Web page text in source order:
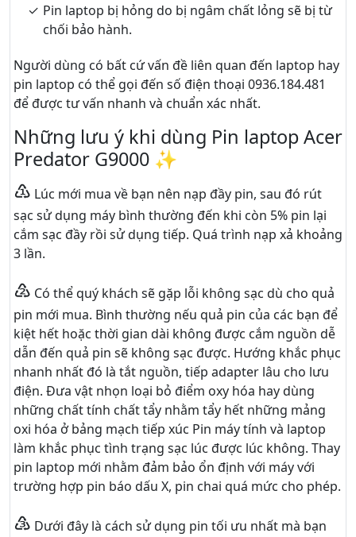
Pin laptop bị hỏng do bị ngâm chất lỏng sẽ bị từ
chối bảo hành.
Người dùng có bất cứ vấn đề liên quan đến laptop hay
pin laptop có thể gọi đến số điện thoại 0936.184.481
để được tư vấn nhanh và chuẩn xác nhất.
Những lưu ý khi dùng Pin laptop Acer
Predator G9000 ✨
♳ Lúc mới mua về bạn nên nạp đầy pin, sau đó rút
sạc sử dụng máy bình thường đến khi còn 5% pin lại
cắm sạc đầy rồi sử dụng tiếp. Quá trình nạp xả khoảng
3 lần.
♴ Có thể quý khách sẽ gặp lỗi không sạc dù cho quả
pin mới mua. Bình thường nếu quả pin của các bạn để
kiệt hết hoặc thời gian dài không được cắm nguồn dễ
dẫn đến quả pin sẽ không sạc được. Hướng khắc phục
nhanh nhất đó là tắt nguồn, tiếp adapter lâu cho lưu
điện. Đưa vật nhọn loại bỏ điểm oxy hóa hay dùng
những chất tính chất tẩy nhằm tẩy hết những mảng
oxi hóa ở bảng mạch tiếp xúc Pin máy tính và laptop
làm khắc phục tình trạng sạc lúc được lúc không. Thay
pin laptop mới nhằm đảm bảo ổn định với máy với
trường hợp pin báo dấu X, pin chai quá mức cho phép.
♵ Dưới đây là cách sử dụng pin tối ưu nhất mà bạn